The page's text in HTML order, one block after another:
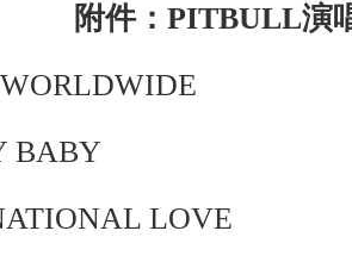
附件：PITBULL演
BABY
LOVE